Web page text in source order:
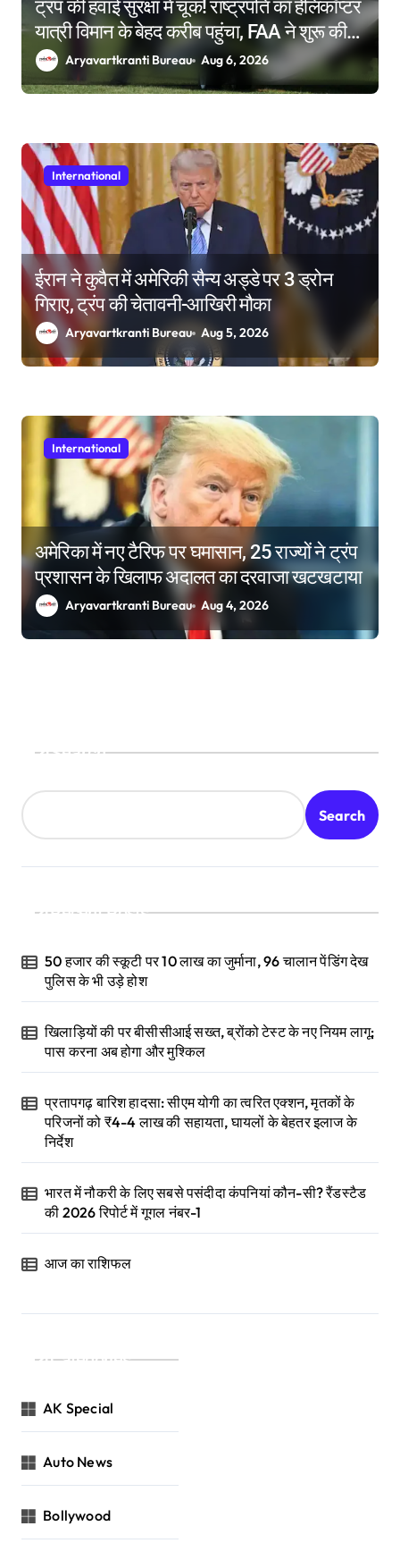
ट्रंप की हवाई सुरक्षा में चूक! राष्ट्रपति का हेलिकॉप्टर
यात्री विमान के बेहद करीब पहुंचा, FAA ने शुरू की
जांच Aryavartkranti Bureau Aug 6, 2026
International
ईरान ने कुवैत में अमेरिकी सैन्य अड्डे पर 3 ड्रोन
गिराए, ट्रंप की चेतावनी-आखिरी मौका
Aryavartkranti Bureau Aug 5, 2026
International
अमेरिका में नए टैरिफ पर घमासान, 25 राज्यों ने ट्रंप
प्रशासन के खिलाफ अदालत का दरवाजा खटखटाया
Aryavartkranti Bureau Aug 4, 2026
Search
Search
Recent Posts
50 हजार की स्कूटी पर 10 लाख का जुर्माना, 96 चालान पेंडिंग देख
पुलिस के भी उड़े होश
खिलाड़ियों की पर बीसीसीआई सख्त, ब्रोंको टेस्ट के नए नियम लागू;
पास करना अब होगा और मुश्किल
प्रतापगढ़ बारिश हादसा: सीएम योगी का त्वरित एक्शन, मृतकों के
परिजनों को ₹4-4 लाख की सहायता, घायलों के बेहतर इलाज के
निर्देश
भारत में नौकरी के लिए सबसे पसंदीदा कंपनियां कौन-सी? रैंडस्टैड
की 2026 रिपोर्ट में गूगल नंबर-1
आज का राशिफल
Categories
AK Special
Auto News
Bollywood